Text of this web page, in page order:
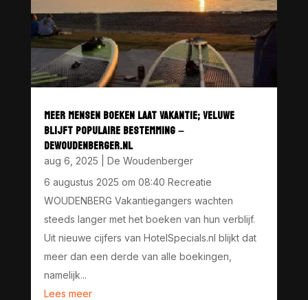
MEER MENSEN BOEKEN LAAT VAKANTIE; VELUWE
BLIJFT POPULAIRE BESTEMMING –
DEWOUDENBERGER.NL
aug 6, 2025
De Woudenberger
6 augustus 2025 om 08:40 Recreatie
WOUDENBERG Vakantiegangers wachten
steeds langer met het boeken van hun verblijf.
Uit nieuwe cijfers van HotelSpecials.nl blijkt dat
meer dan een derde van alle boekingen,
namelijk...
Lees meer